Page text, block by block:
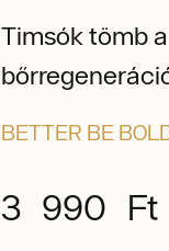
Timsók tömb
BETTER BE
3 990 Ft